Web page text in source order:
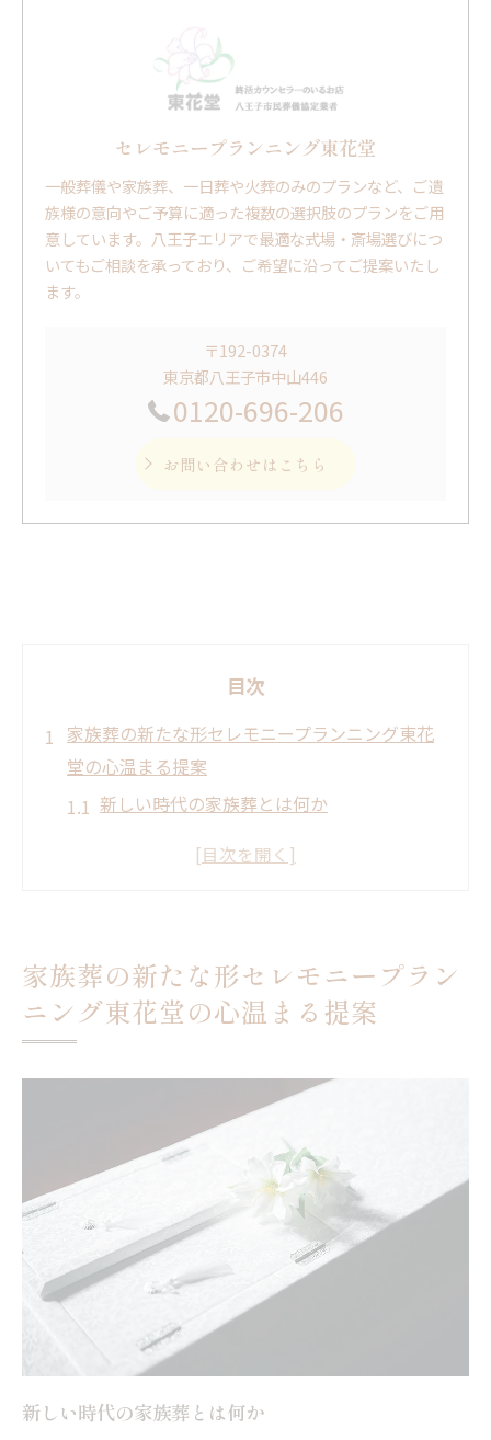
セレモニープランニング東花堂
一般葬儀や家族葬、一日葬や火葬のみのプランなど、ご遺
族様の意向やご予算に適った複数の選択肢のプランをご用
意しています。八王子エリアで最適な式場・斎場選びにつ
いてもご相談を承っており、ご希望に沿ってご提案いたし
ます。
〒192-0374
東京都八王子市中山446
0120-696-206
お問い合わせはこちら
目次
家族葬の新たな形セレモニープランニング東花
堂の心温まる提案
新しい時代の家族葬とは何か
セレモニープランニング東花堂が提供する
独自の家族葬プラン
心に残る家族葬のための事前準備
家族葬を通じて実感する安心感
八王子市での家族葬の実施例
故人を偲ぶための静かな時間の作り方
八王子市の家族葬における思い出の共有
心が癒される家族葬の流れ
故人への感謝を伝える家族葬の瞬間
八王子市での家族葬の特徴と魅力
セレモニープランニング東花堂が提供する八王
東花堂が誇る八王子市の家族葬プラン
家族葬の新たな形セレモニープラン
ニング東花堂の心温まる提案
新しい時代の家族葬とは何か